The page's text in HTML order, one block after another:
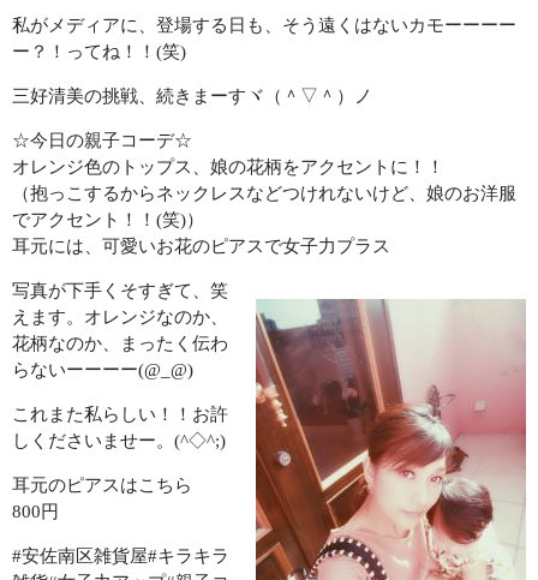
私がメディアに、登場する日も、そう遠くはないカモーーーー
ー？！ってね！！(笑)
三好清美の挑戦、続きまーすヾ（＾▽＾）ノ
☆今日の親子コーデ☆
オレンジ色のトップス、娘の花柄をアクセントに！！
（抱っこするからネックレスなどつけれないけど、娘のお洋服
でアクセント！！(笑)）
耳元には、可愛いお花のピアスで女子力プラス
写真が下手くそすぎて、笑
えます。オレンジなのか、
花柄なのか、まったく伝わ
らないーーーー(@_@)
これまた私らしい！！お許
しくださいませー。(^◇^;)
耳元のピアスはこちら
800円
#安佐南区雑貨屋#キラキラ